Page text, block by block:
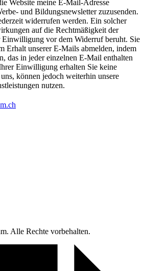
Website meine E-Mail-Adresse
und Bildungsnewsletter zuzusenden.
widerrufen werden. Ein solcher
auf die Rechtmäßigkeit der
Einwilligung vor dem Widerruf beruht. Sie
Erhalt unserer E-Mails abmelden, indem
das in jeder einzelnen E-Mail enthalten
Einwilligung erhalten Sie keine
können jedoch weiterhin unsere
nutzen.
Alle Rechte vorbehalten.